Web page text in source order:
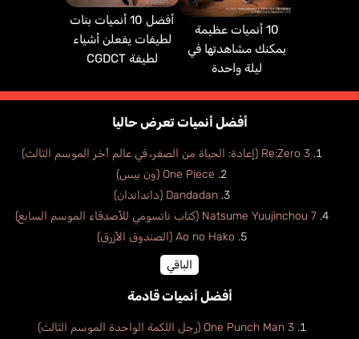
10 أنميات عظيمة
يمكنك مشاهدتها في
ليلة واحدة
أفضل 10 أنميات بنات
لطيفات يفعلن أشياء
لطيفة CGDCT
أفضل أنميات تعرض حاليا
Re:Zero 3 (إعادة: الحياة من الصفر، في عالم أخر الموسم الثالث)
One Piece (ون بيس)
Dandadan (دانداندان)
Natsume Yuujinchou 7 (كتاب ناتسومي للأصدقاء الموسم السابع)
Ao no Hako (الصندوق الأزرق)
الباقي
أفضل أنميات قادمة
One Punch Man 3 (رجل اللكمة الواحدة الموسم الثالث)